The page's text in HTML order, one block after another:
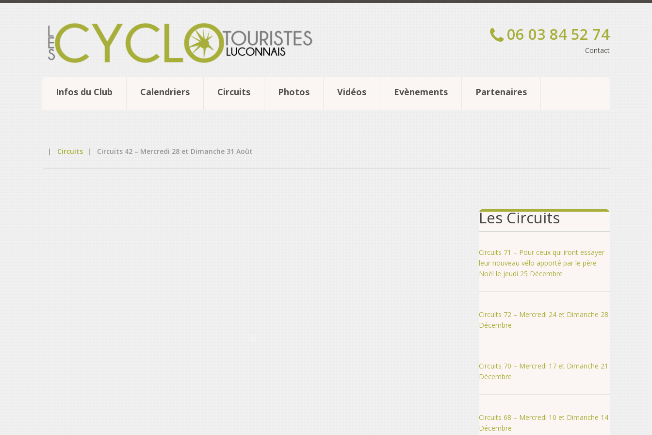
06 03 84 52 74
Contact
Infos du Club Calendriers Circuits Photos Vidéos Evènements Partenaires
| Circuits | Circuits 42 – Mercredi 28 et Dimanche 31 Août
Les Circuits
Circuits 71 – Pour ceux qui iront essayer
leur nouveau vélo apporté par le père
Noël le jeudi 25 Décembre
Circuits 72 – Mercredi 24 et Dimanche 28
Décembre
Circuits 70 – Mercredi 17 et Dimanche 21
Décembre
Circuits 68 – Mercredi 10 et Dimanche 14
Décembre